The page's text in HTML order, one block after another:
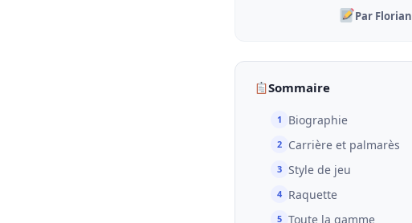
Par Florian
Sommaire
Biographie
Carrière et palmarès
Style de jeu
Raquette
Toute la gamme